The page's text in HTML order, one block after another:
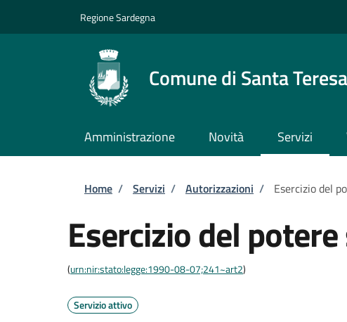
Regione Sardegna
Comune di Santa
Amministrazione Novità Servizi
Briciole di pane
Home / Servizi / Autorizzazioni / Esercizio del
Esercizio del
(urn:nir:stato:legge:1990-08-07;241~art2)
Servizio attivo